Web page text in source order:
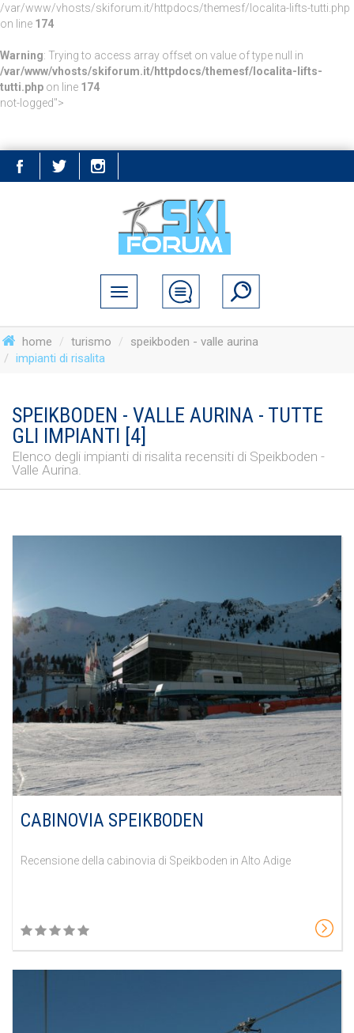
/var/www/vhosts/skiforum.it/httpdocs/themesf/localita-lifts-tutti.php
on line 174
Warning: Trying to access array offset on value of type null in
/var/www/vhosts/skiforum.it/httpdocs/themesf/localita-lifts-
tutti.php on line 174
not-logged">
home turismo
speikboden - valle aurina
impianti di risalita
SPEIKBODEN - VALLE AURINA - TUTTE
GLI IMPIANTI [4]
Elenco degli impianti di risalita recensiti di Speikboden -
Valle Aurina.
CABINOVIA SPEIKBODEN
Recensione della cabinovia di Speikboden in Alto Adige